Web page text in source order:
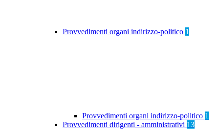
Provvedimenti organi indirizzo-politico 1
Provvedimenti organi indirizzo-politico 1
Provvedimenti dirigenti - amministrativi 13